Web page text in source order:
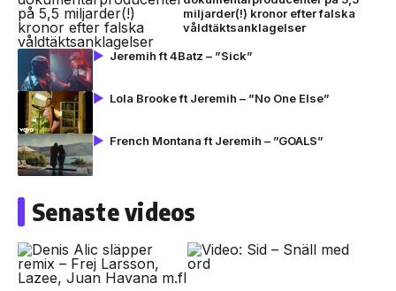
miljarder(!) kronor efter falska
våldtäktsanklagelser
Jeremih ft 4Batz – ”Sick”
Lola Brooke ft Jeremih – ”No One Else”
French Montana ft Jeremih – ”GOALS”
Senaste videos